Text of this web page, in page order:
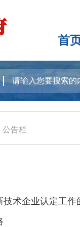
首
公告栏
技术企业认定工作